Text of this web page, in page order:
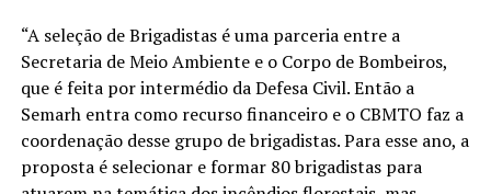
“A seleção de Brigadistas é uma parceria entre a
Secretaria de Meio Ambiente e o Corpo de Bombeiros,
que é feita por intermédio da Defesa Civil. Então a
Semarh entra como recurso financeiro e o CBMTO faz a
coordenação desse grupo de brigadistas. Para esse ano, a
proposta é selecionar e formar 80 brigadistas para